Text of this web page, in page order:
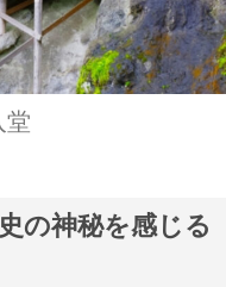
堂
の神秘を感じる